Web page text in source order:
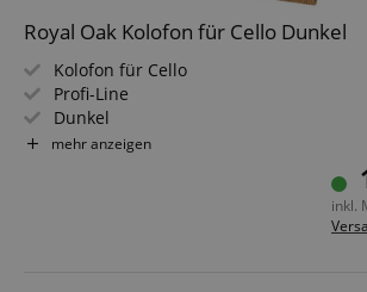
Royal Oak Kolofon für Cello Dunkel
Kolofon für Cello
Profi-Line
Dunkel
Extrem leichte Ansprache der Saiten
mehr anzeigen
inkl.